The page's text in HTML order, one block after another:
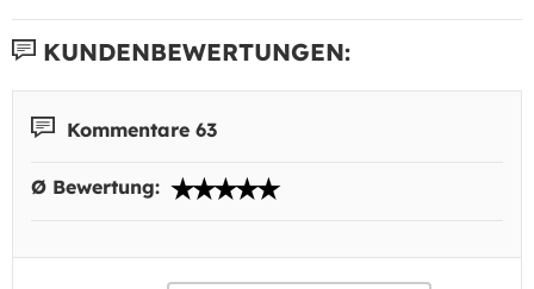
KUNDENBEWERTUNGEN:
Kommentare 63
Ø Bewertung: